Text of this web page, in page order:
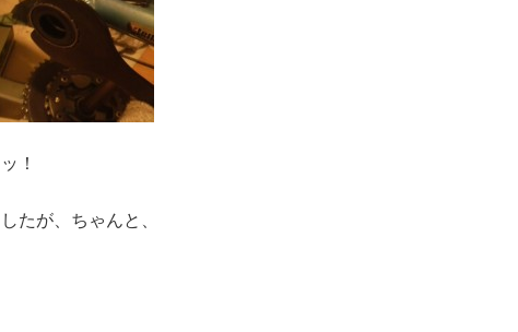
！
たが、ちゃんと、